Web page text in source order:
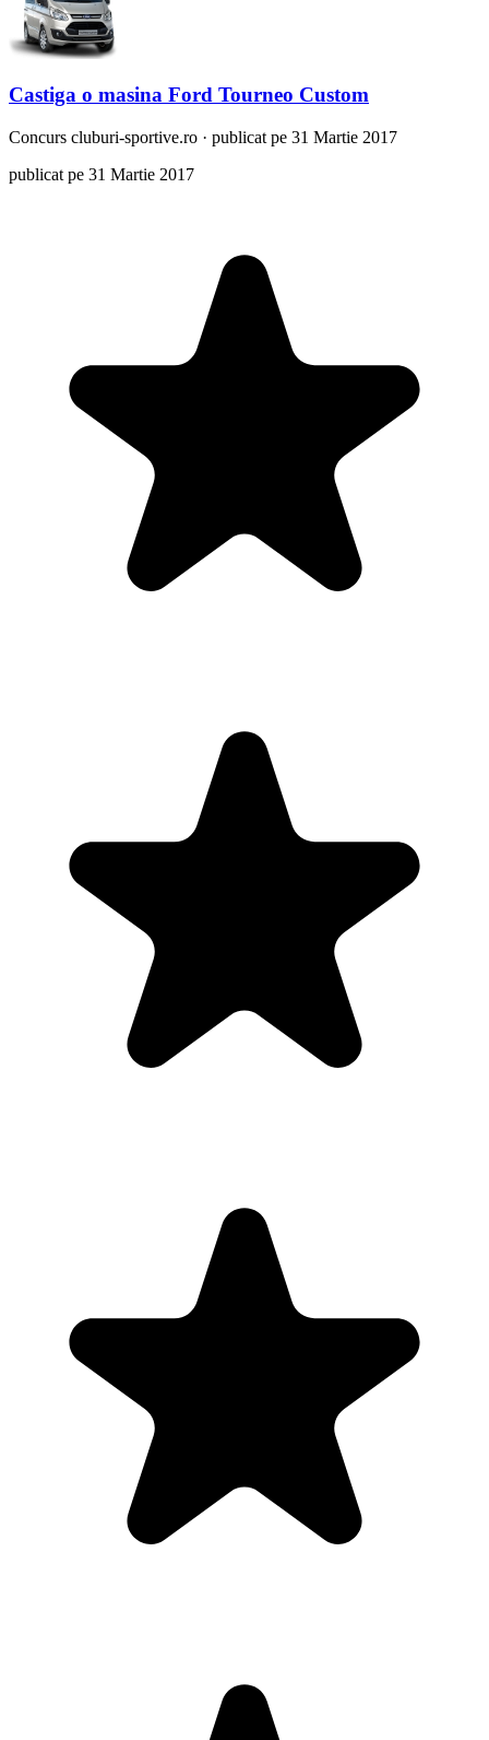
Castiga o masina Ford Tourneo Custom
Concurs cluburi-sportive.ro · publicat pe 31 Martie 2017
publicat pe 31 Martie 2017